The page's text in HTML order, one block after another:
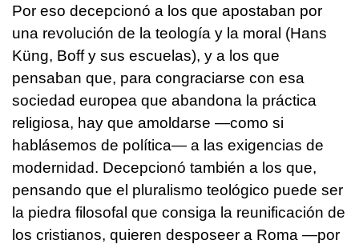
Por eso decepcionó a los que apostaban por
una revolución de la teología y la moral (Hans
Küng, Boff y sus escuelas), y a los que
pensaban que, para congraciarse con esa
sociedad europea que abandona la práctica
religiosa, hay que amoldarse —como si
hablásemos de política— a las exigencias de
modernidad. Decepcionó también a los que,
pensando que el pluralismo teológico puede ser
la piedra filosofal que consiga la reunificación de
los cristianos, quieren desposeer a Roma —por